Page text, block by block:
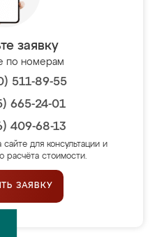
заявку
по номерам
511-89-55
665-24-01
409-68-13
сайте для консультации и
расчёта стоимости.
ЗАЯВКУ